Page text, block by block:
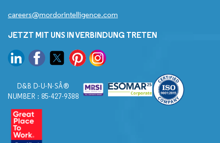
careers@mordorintelligence.com
JETZT MIT UNS IN VERBINDUNG TRETEN
D&B D-U-N-SÂ®
NUMBER : 85-427-9388